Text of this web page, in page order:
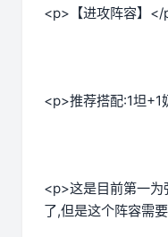
<p>【进攻阵容】</
<p>推荐搭配:1坦+1
<p>这是目前第一为
了,但是这个阵容需